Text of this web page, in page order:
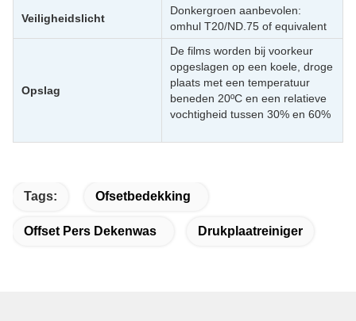
Veiligheidslicht
Donkergroen aanbevolen:
omhul T20/ND.75 of equivalent
Opslag
De films worden bij voorkeur
opgeslagen op een koele, droge
plaats met een temperatuur
beneden 20ºC en een relatieve
vochtigheid tussen 30% en 60%
Tags: Ofsetbedekking
Offset Pers Dekenwas Drukplaatreiniger